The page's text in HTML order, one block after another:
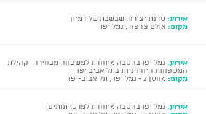
אירוע: סדנת יצירה: שבשבת של דמיון
מקום: אולם צדפה , נמל יפו
אירוע: נמל יפו בהטבה מיוחדת למשפחה מבחירה- קהילת
המשפחות היחידניות בתל אביב יפו
מקום: מחסן 2 - נמל יפו , תל אביב-יפו
אירוע: נמל יפו בהטבה מיוחדת למרכז תותים!